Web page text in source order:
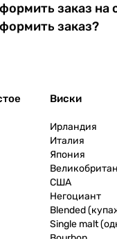
заказ на
заказ?
Виски
Ирландия
Италия
Япония
США
Негоциант
Blended
Single malt